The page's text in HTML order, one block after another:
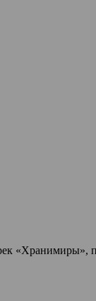
«Хранимиры»,